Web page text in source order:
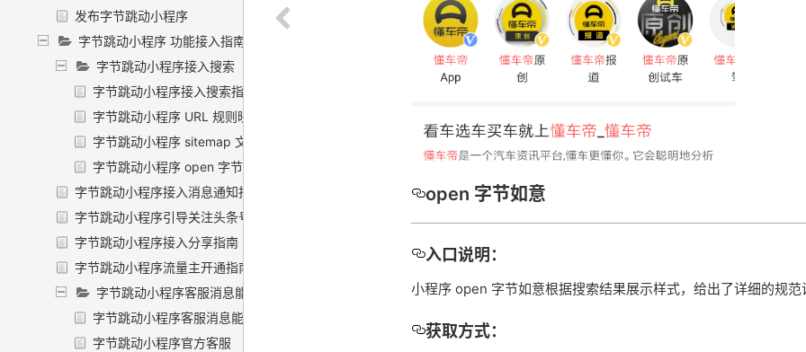
发布字节跳动小程序
字节跳动小程序 功能接入指南
字节跳动小程序接入搜索
字节跳动小程序接入搜索指南
字节跳动小程序 URL 规则映射规范
字节跳动小程序 sitemap 文档规范
字节跳动小程序 open 字节如意接入规范
字节跳动小程序接入消息通知指南
字节跳动小程序引导关注头条号
字节跳动小程序接入分享指南
字节跳动小程序流量主开通指南
字节跳动小程序客服消息能力
字节跳动小程序客服消息能力介绍
字节跳动小程序官方客服
open 字节如意
入口说明：
小程序 open 字节如意根据搜索结果展示样式，给出了详细的规范
获取方式：